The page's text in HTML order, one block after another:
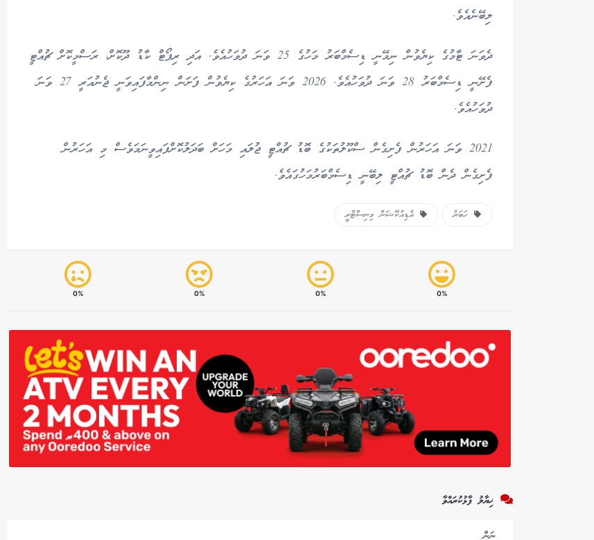
ލިބޭނެއެވެ.
ދެވަނަ ޓާމުގެ ކިޔެވުން ނިމޭނީ ޑިސެމްބަރު މަހުގެ 25 ވަނަ ދުވަހުއެވެ. އަދި ރިޕޯޓް ކާޑު ދޫކޮށް، ރަސްމީކޮށް ޗުއްޓީ
ފެށޭނީ ޑިސެމްބަރު 28 ވަނަ ދުވަހުއެވެ. 2026 ވަނަ އަހަރުގެ ކިޔެވުން ފަށަން ނިންމާފައިވަނީ ޖެނުއަރީ 27 ވަނަ
ދުވަހުއެވެ.
2021 ވަނަ އަހަރުން ފެށިގެން ސްކޫލުތަކުގެ ބޮޑު ޗުއްޓީ ޖުލައި މަހަށް ބަދަލުކޮށްފައިވީނަމަވެސް މި އަހަރުން
ފެށިގެން ދެން ބޮޑު ޗުއްޓީ ލިބޭނީ ޑިސެމްބަރުމަހުގައެވެ.
ހަބަރު އެޑިއުކޭޝަން މިނިސްޓްރީ
0%
0%
0%
0%
ޚިޔާލު ފާޅުކުރައްވާ